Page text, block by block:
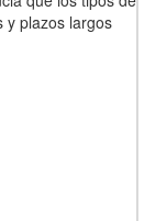
y plazos largos